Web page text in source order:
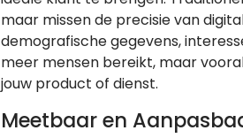
maar missen de precisie van
demografische gegevens,
meer mensen bereikt, maar
jouw product of dienst.
Meetbaar en